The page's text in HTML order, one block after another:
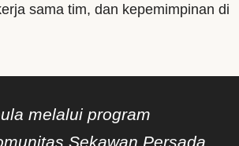
sama tim, dan kepemimpinan di
melalui program
Sekawan Persada